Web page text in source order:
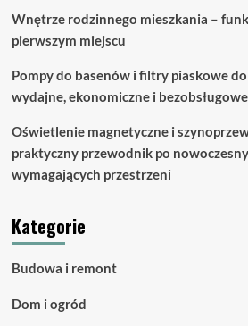
Wnętrze rodzinnego mieszkania –
pierwszym miejscu
Pompy do basenów i filtry piaskowe
wydajne, ekonomiczne i
Oświetlenie magnetyczne i
praktyczny przewodnik po
wymagających przestrzeni
Kategorie
Budowa i remont
Dom i ogród